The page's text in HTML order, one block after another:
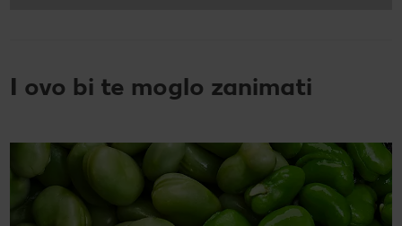
I ovo bi te moglo zanimati